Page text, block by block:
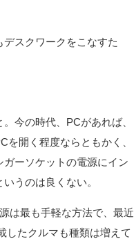
スクワークをこなすた
今の時代、PCがあれば、
開く程度ならともかく、
ーソケットの電源にイン
うのは良くない。
は最も手軽な方法で、最近
したクルマも種類は増えて